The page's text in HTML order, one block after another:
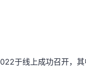
于线上成功召开，